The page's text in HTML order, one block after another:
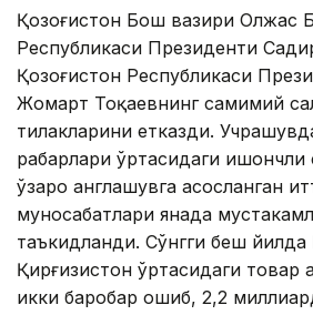
Қозоғистон Бош вазири Олжас
Республикаси Президенти
Қозоғистон Республикаси
Жомарт Тоқаевнинг самимий
тилакларини етказди.
раҳбарлари ўртасидаги
ўзаро англашувга асосланган
муносабатлари янада
таъкидланди. Сўнгги беш йилда
Қирғизистон ўртасидаги товар
икки баробар ошиб, 2,2